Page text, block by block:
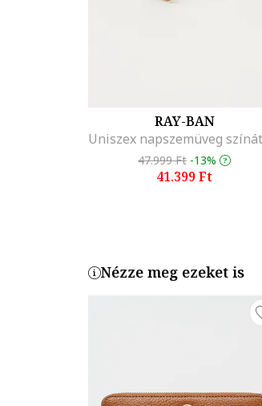
RAY-BAN
47.999 Ft -13%
41.399 Ft
Nézze meg ezeket is